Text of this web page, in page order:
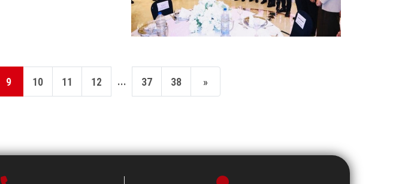
9 10 11 12 ... 37 38 »